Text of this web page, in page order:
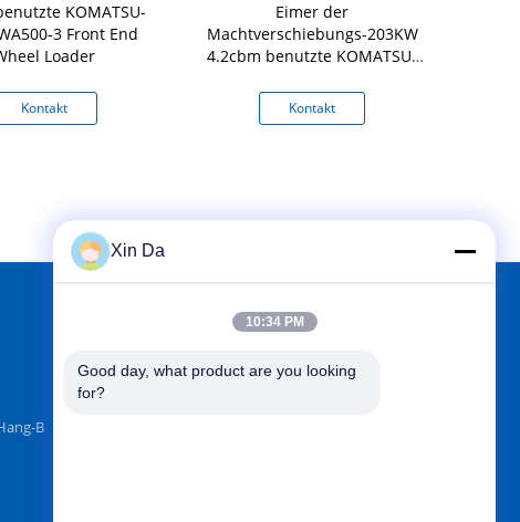
KOMATSU-
3 Front End
Loader
Kontakt
Eimer der
Machtverschiebungs-203KW
4.2cbm benutzte KOMATSU-
Kontakt
B
FINDEN SIE UNS AUF
Xin Da
10:34 PM
Good day, what product are you looking
for?